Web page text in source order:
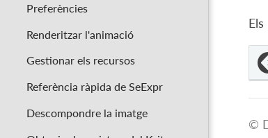
Preferències
Renderitzar l'animació
Gestionar els recursos
Referència ràpida de SeExpr
Descompondre la imatge
©